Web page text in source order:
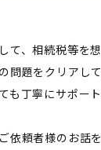
て、相続税等を
問題をクリアし
も丁寧にサポート
依頼者様のお話